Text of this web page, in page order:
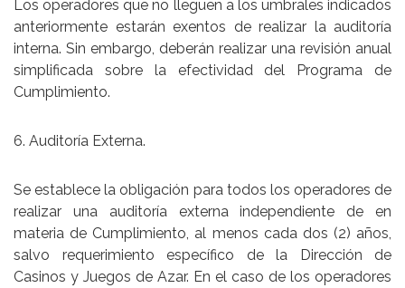
Los operadores que no lleguen a los umbrales indicados
anteriormente estarán exentos de realizar la auditoría
interna. Sin embargo, deberán realizar una revisión anual
simplificada sobre la efectividad del Programa de
Cumplimiento.
6. Auditoría Externa.
Se establece la obligación para todos los operadores de
realizar una auditoría externa independiente de en
materia de Cumplimiento, al menos cada dos (2) años,
salvo requerimiento específico de la Dirección de
Casinos y Juegos de Azar. En el caso de los operadores